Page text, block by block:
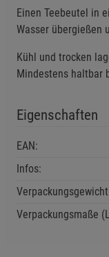
Einen Teebeutel in
Wasser übergießen
Kühl und trocken
Mindestens haltbar
Eigenschaften
EAN:
Infos:
Verpackungsmaße
Zurück Einwilligung
Beschreibung